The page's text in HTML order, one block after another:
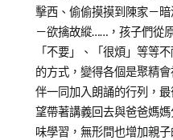
擊西、偷偷摸摸到陳家－
－欲擒故縱……，孩子們從
「不要」、「很煩」等等
的方式，變得各個是聚精
伴一同加入朗誦的行列，
望帶著講義回去與爸爸媽
味學習，無形間也增加親子